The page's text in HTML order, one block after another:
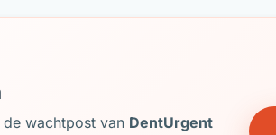
wachtpost van DentUrgent